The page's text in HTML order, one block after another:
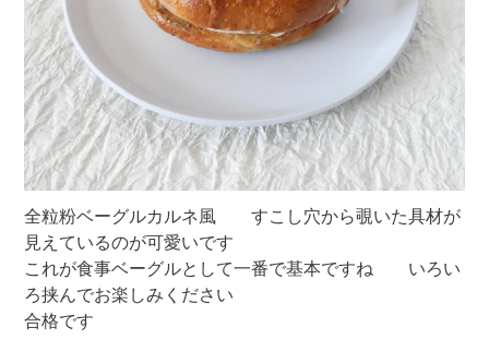
全粒粉ベーグルカルネ風 すこし穴から覗いた具材が
見えているのが可愛いです
これが食事ベーグルとして一番で基本ですね いろい
ろ挟んでお楽しみください
合格です